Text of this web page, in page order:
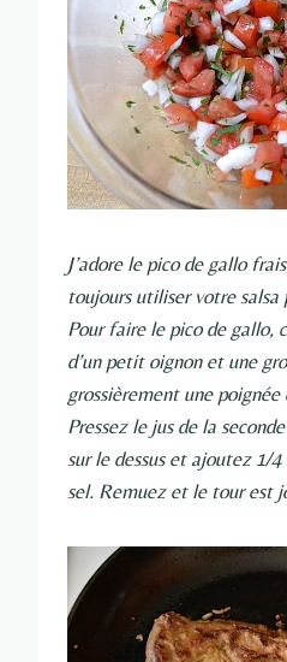
J’adore le pico de gallo
toujours utiliser votre salsa
Pour faire le pico de gallo,
d’un petit oignon et une
grossièrement une
Pressez le jus de la
sur le dessus et ajoutez 1/
sel. Remuez et le tour est